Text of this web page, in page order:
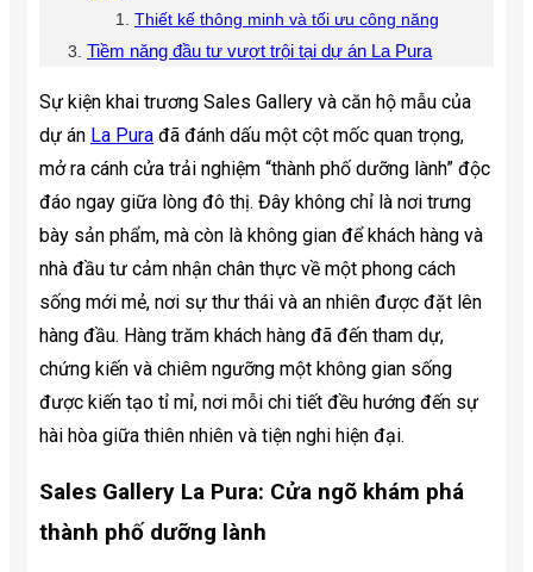
Thiết kế thông minh và tối ưu công năng
Tiềm năng đầu tư vượt trội tại dự án La Pura
Sự kiện khai trương Sales Gallery và căn hộ mẫu của
dự án La Pura đã đánh dấu một cột mốc quan trọng,
mở ra cánh cửa trải nghiệm “thành phố dưỡng lành” độc
đáo ngay giữa lòng đô thị. Đây không chỉ là nơi trưng
bày sản phẩm, mà còn là không gian để khách hàng và
nhà đầu tư cảm nhận chân thực về một phong cách
sống mới mẻ, nơi sự thư thái và an nhiên được đặt lên
hàng đầu. Hàng trăm khách hàng đã đến tham dự,
chứng kiến và chiêm ngưỡng một không gian sống
được kiến tạo tỉ mỉ, nơi mỗi chi tiết đều hướng đến sự
hài hòa giữa thiên nhiên và tiện nghi hiện đại.
Sales Gallery La Pura: Cửa ngõ khám phá
thành phố dưỡng lành